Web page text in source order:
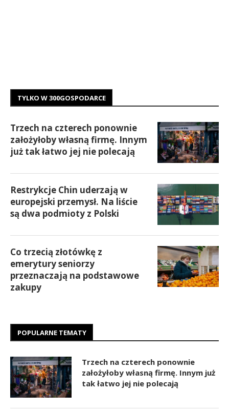
TYLKO W 300GOSPODARCE
Trzech na czterech ponownie
założyłoby własną firmę. Innym
już tak łatwo jej nie polecają
Restrykcje Chin uderzają w
europejski przemysł. Na liście
są dwa podmioty z Polski
Co trzecią złotówkę z
emerytury seniorzy
przeznaczają na podstawowe
zakupy
POPULARNE TEMATY
Trzech na czterech ponownie
założyłoby własną firmę. Innym już
tak łatwo jej nie polecają